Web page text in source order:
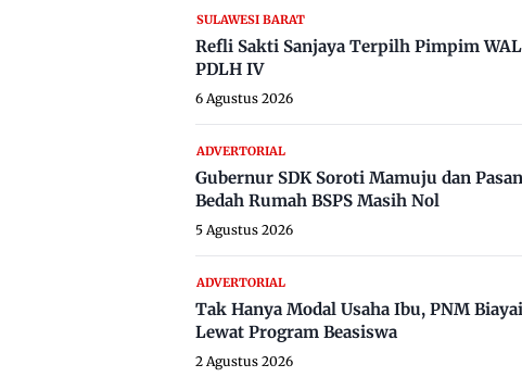
SULAWESI BARAT
Refli Sakti Sanjaya Terpilh Pimpim
PDLH IV
6 Agustus 2026
ADVERTORIAL
Gubernur SDK Soroti Mamuju dan
Bedah Rumah BSPS Masih Nol
5 Agustus 2026
ADVERTORIAL
Tak Hanya Modal Usaha Ibu, PNM
Lewat Program Beasiswa
2 Agustus 2026